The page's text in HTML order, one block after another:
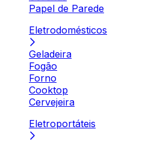
Papel de Parede
Eletrodomésticos
Geladeira
Fogão
Forno
Cooktop
Cervejeira
Eletroportáteis